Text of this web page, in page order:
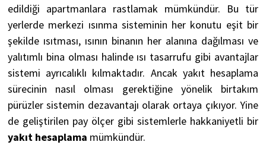
edildiği apartmanlara rastlamak mümkündür. Bu tür
yerlerde merkezi ısınma sisteminin her konutu eşit bir
şekilde ısıtması, ısının binanın her alanına dağılması ve
yalıtımlı bina olması halinde ısı tasarrufu gibi avantajlar
sistemi ayrıcalıklı kılmaktadır. Ancak yakıt hesaplama
sürecinin nasıl olması gerektiğine yönelik birtakım
pürüzler sistemin dezavantajı olarak ortaya çıkıyor. Yine
de geliştirilen pay ölçer gibi sistemlerle hakkaniyetli bir
yakıt hesaplama mümkündür.